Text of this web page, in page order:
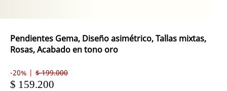
Pendientes Gema, Diseño asimétrico, Tallas mixtas,
Rosas, Acabado en tono oro
-20% | $ 199.000
$ 159.200